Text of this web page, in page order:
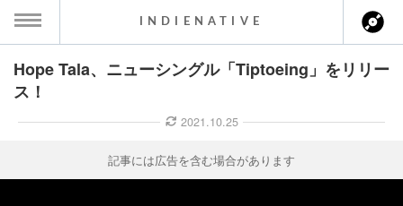
MENU
INDIENATIVE
Hope Tala、ニューシングル「Tiptoeing」をリリー
ス！
2021.10.25
記事には広告を含む場合があります